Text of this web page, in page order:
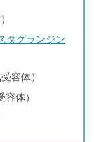
タグランジン
受容体）
容体）